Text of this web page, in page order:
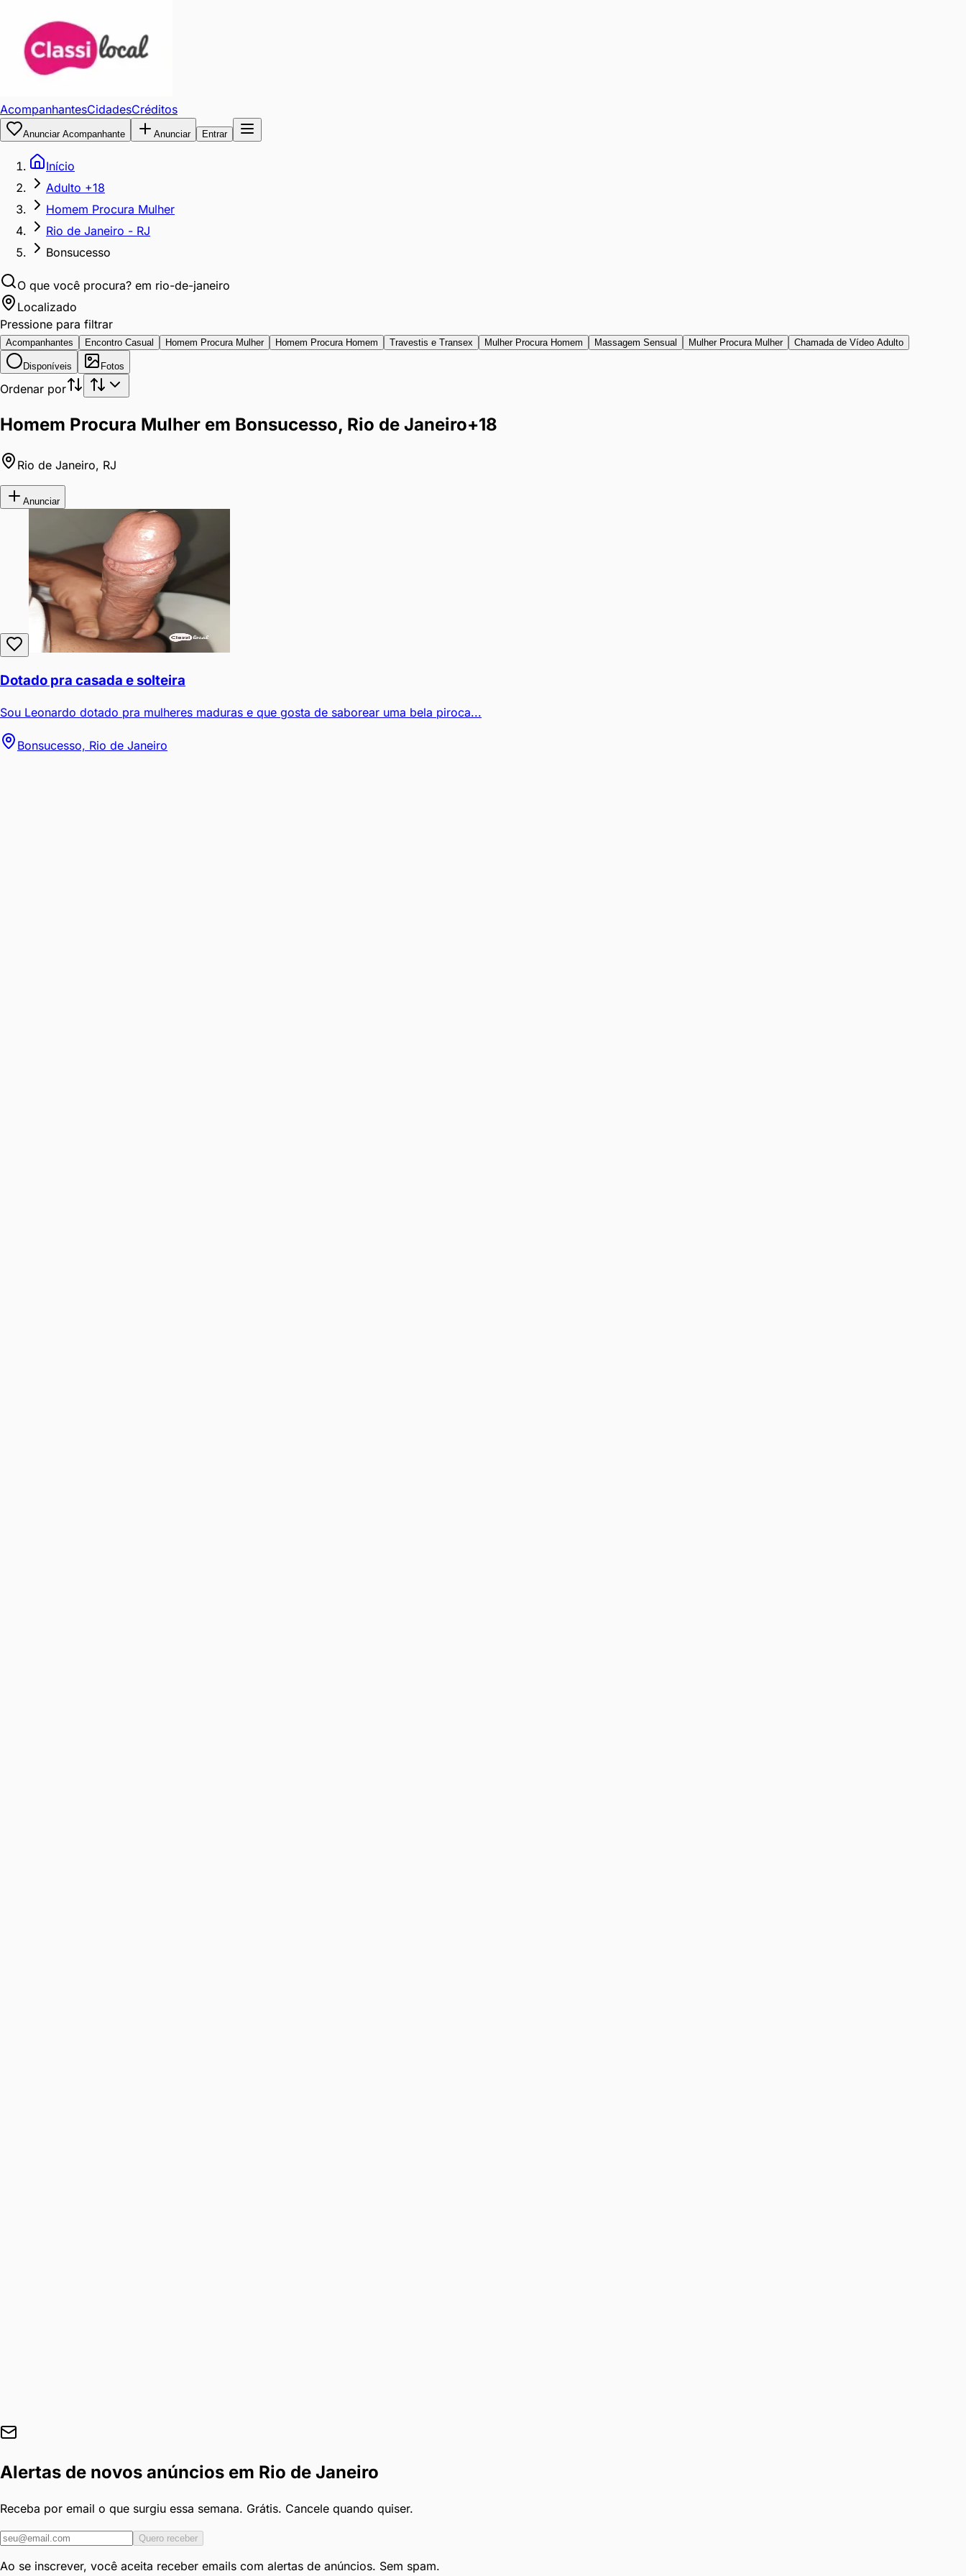
AcompanhantesCidadesCréditos
Anunciar Acompanhante Anunciar Entrar
Início
Adulto +18
Homem Procura Mulher
Rio de Janeiro - RJ
Bonsucesso
O que você procura? em rio-de-janeiro
Localizado
Pressione para filtrar
Acompanhantes Encontro Casual Homem Procura Mulher Homem Procura Homem Travestis e Transex Mulher Procura Homem Massagem Sensual Mulher Procura Mulher Chamada de Vídeo Adulto
Disponíveis Fotos
Ordenar por
Homem Procura Mulher em Bonsucesso, Rio de Janeiro+18
Rio de Janeiro, RJ
Anunciar
Dotado pra casada e solteira
Sou Leonardo dotado pra mulheres maduras e que gosta de saborear uma bela piroca...
Bonsucesso, Rio de Janeiro
Alertas de novos anúncios em Rio de Janeiro
Receba por email o que surgiu essa semana. Grátis. Cancele quando quiser.
Quero receber
Ao se inscrever, você aceita receber emails com alertas de anúncios. Sem spam.